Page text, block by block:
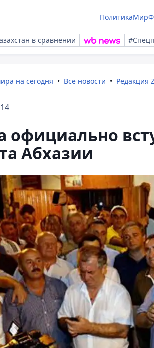
ПолитикаМир
в сравнении
на сегодня Все новости Редакция
Абхазии